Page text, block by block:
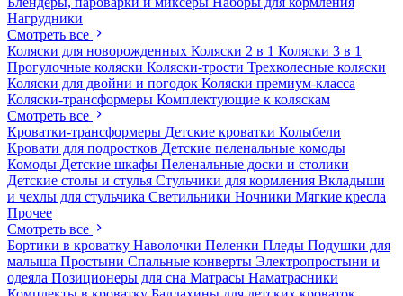
Нагрудники
Смотреть все
Коляски для новорожденных Коляски 2 в 1 Коляски 3 в 1
Прогулочные коляски Коляски-трости Трехколесные коляски
Коляски для двойни и погодок Коляски премиум-класса
Коляски-трансформеры Комплектующие к коляскам
Смотреть все
Кроватки-трансформеры Детские кроватки Колыбели
Кровати для подростков Детские пеленальные комоды
Комоды Детские шкафы Пеленальные доски и столики
Детские столы и стулья Стульчики для кормления Вкладыши
и чехлы для стульчика Светильники Ночники Мягкие кресла
Прочее
Смотреть все
Бортики в кроватку Наволочки Пеленки Пледы Подушки для
малыша Простыни Спальные конверты Электропростыни и
одеяла Позиционеры для сна Матрасы Наматрасники